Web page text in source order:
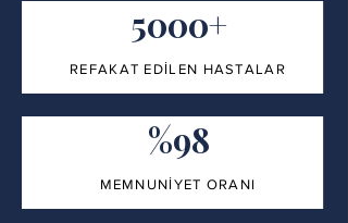
5000+
REFAKAT EDİLEN HASTALAR
%98
MEMNUNİYET ORANI